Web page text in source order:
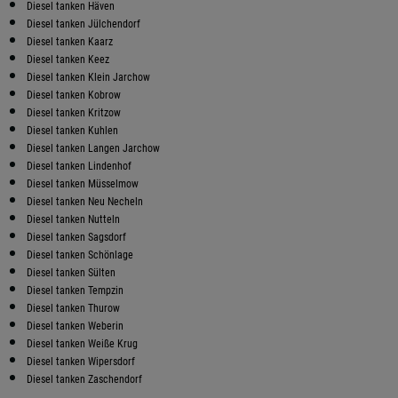
Diesel tanken Häven
Diesel tanken Jülchendorf
Diesel tanken Kaarz
Diesel tanken Keez
Diesel tanken Klein Jarchow
Diesel tanken Kobrow
Diesel tanken Kritzow
Diesel tanken Kuhlen
Diesel tanken Langen Jarchow
Diesel tanken Lindenhof
Diesel tanken Müsselmow
Diesel tanken Neu Necheln
Diesel tanken Nutteln
Diesel tanken Sagsdorf
Diesel tanken Schönlage
Diesel tanken Sülten
Diesel tanken Tempzin
Diesel tanken Thurow
Diesel tanken Weberin
Diesel tanken Weiße Krug
Diesel tanken Wipersdorf
Diesel tanken Zaschendorf